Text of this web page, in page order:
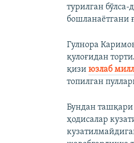
турилган
бошланаётгани
Гулнора
қулоғидан
қизиюзлаб
топилган
Бундан ташқари
ҳодисалар